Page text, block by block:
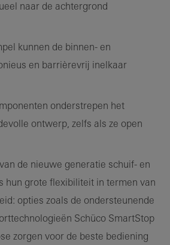
naar de achtergrond
kunnen de binnen- en
en barrièrevrij inelkaar
onderstrepen het
ontwerp, zelfs als ze open
de nieuwe generatie schuif- en
hun grote flexibiliteit in termen van
opties zoals de ondersteunende
Schüco SmartStop
zorgen voor de beste bediening